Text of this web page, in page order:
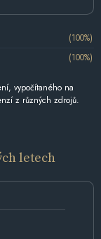
(100%)
(100%)
vypočítaného na
z různých zdrojů.
letech